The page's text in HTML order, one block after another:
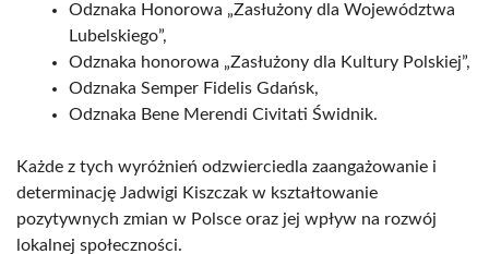
Odznaka Honorowa „Zasłużony dla Województwa
Lubelskiego”,
Odznaka honorowa „Zasłużony dla Kultury Polskiej”,
Odznaka Semper Fidelis Gdańsk,
Odznaka Bene Merendi Civitati Świdnik.
Każde z tych wyróżnień odzwierciedla zaangażowanie i
determinację Jadwigi Kiszczak w kształtowanie
pozytywnych zmian w Polsce oraz jej wpływ na rozwój
lokalnej społeczności.